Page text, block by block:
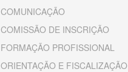
COMUNICAÇÃO
COMISSÃO DE INSCRIÇÃO
FORMAÇÃO PROFISSIONAL
ORIENTAÇÃO E FISCALIZAÇÃO